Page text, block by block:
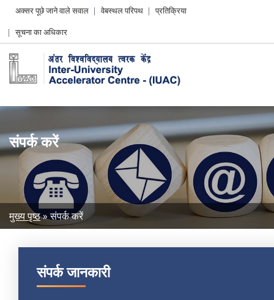
Header
menu
अक्सर पूछे जाने वाले सवाल वेबस्थल परिपथ
प्रतिक्रिया
सूचना का अधिकार
संपर्क करें
Breadcrumb
मुख्य पृष्ठ संपर्क करें
संपर्क जानकारी